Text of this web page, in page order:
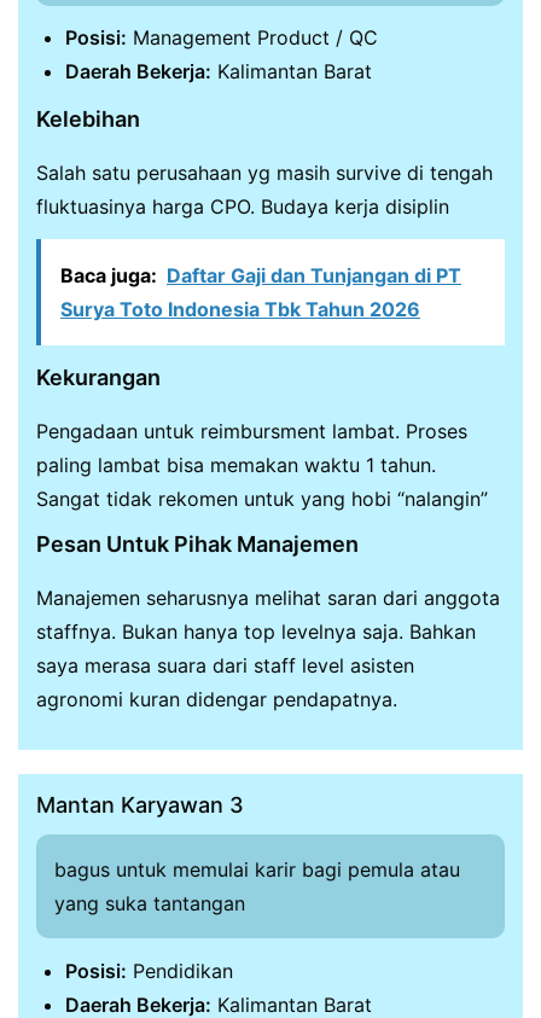
Posisi: Management Product / QC
Daerah Bekerja: Kalimantan Barat
Kelebihan
Salah satu perusahaan yg masih survive di tengah
fluktuasinya harga CPO. Budaya kerja disiplin
Baca juga: Daftar Gaji dan Tunjangan di PT
Surya Toto Indonesia Tbk Tahun 2026
Kekurangan
Pengadaan untuk reimbursment lambat. Proses
paling lambat bisa memakan waktu 1 tahun.
Sangat tidak rekomen untuk yang hobi “nalangin”
Pesan Untuk Pihak Manajemen
Manajemen seharusnya melihat saran dari anggota
staffnya. Bukan hanya top levelnya saja. Bahkan
saya merasa suara dari staff level asisten
agronomi kuran didengar pendapatnya.
Mantan Karyawan 3
bagus untuk memulai karir bagi pemula atau
yang suka tantangan
Posisi: Pendidikan
Daerah Bekerja: Kalimantan Barat